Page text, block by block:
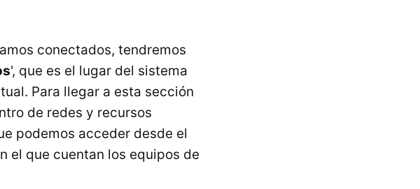
conectados, tendremos
', que es el lugar del sistema
Para llegar a esta sección
de redes y recursos
podemos acceder desde el
el que cuentan los equipos de